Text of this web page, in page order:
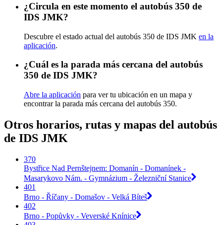
¿Circula en este momento el autobús 350 de
IDS JMK?
Descubre el estado actual del autobús 350 de IDS JMK en la
aplicación.
¿Cuál es la parada más cercana del autobús
350 de IDS JMK?
Abre la aplicación para ver tu ubicación en un mapa y
encontrar la parada más cercana del autobús 350.
Otros horarios, rutas y mapas del autobús
de IDS JMK
370
Bystřice Nad Pernštejnem: Domanín - Domanínek -
Masarykovo Nám. - Gymnázium - Železniční Stanice
401
Brno - Říčany - Domašov - Velká Bíteš
402
Brno - Popůvky - Veverské Knínice